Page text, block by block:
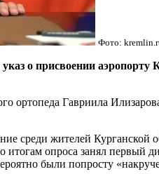
Фото:
присвоении аэропорту
ортопеда Гавриила
среди жителей
опроса занял первый
были попросту